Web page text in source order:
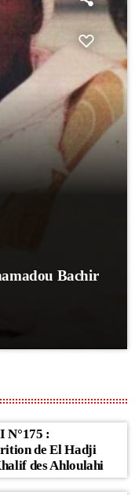
Bachir
N°175 :
de El Hadji
des Ahloulahi